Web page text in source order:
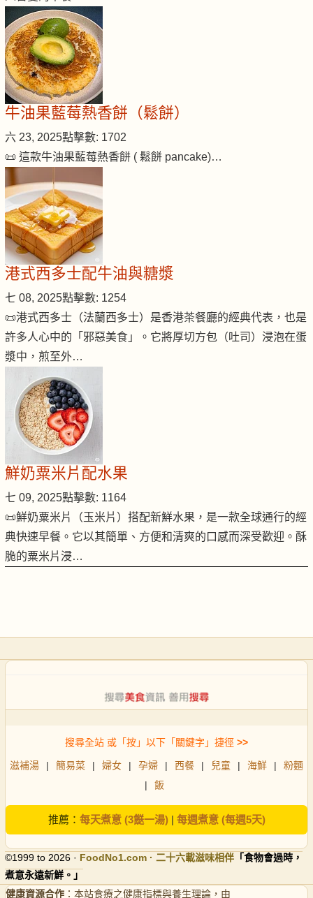
牛油果藍莓熱香餅（鬆餅）
六 23, 2025點擊數: 1702
📜 這款牛油果藍莓熱香餅 ( 鬆餅 pancake)…
港式西多士配牛油與糖漿
七 08, 2025點擊數: 1254
📜港式西多士（法蘭西多士）是香港茶餐廳的經典代表，也是
許多人心中的「邪惡美食」。它將厚切方包（吐司）浸泡在蛋
漿中，煎至外…
鮮奶粟米片配水果
七 09, 2025點擊數: 1164
📜鮮奶粟米片（玉米片）搭配新鮮水果，是一款全球通行的經
典快速早餐。它以其簡單、方便和清爽的口感而深受歡迎。酥
脆的粟米片浸…
搜尋全站 或「按」以下「關鍵字」捷徑 >>
滋補湯 | 簡易菜 | 婦女 | 孕婦 | 西餐 | 兒童 | 海鮮 |
粉麵
|
飯
推薦： 每天煮意 (3餸一湯)| 每週煮意 (每週5天)
©1999 to 2026 · FoodNo1.com · 二十六載滋味相伴 「食物會過時，
煮意永遠新鮮。」
健康資源合作 ：本站食療之健康指標與養生理論，由